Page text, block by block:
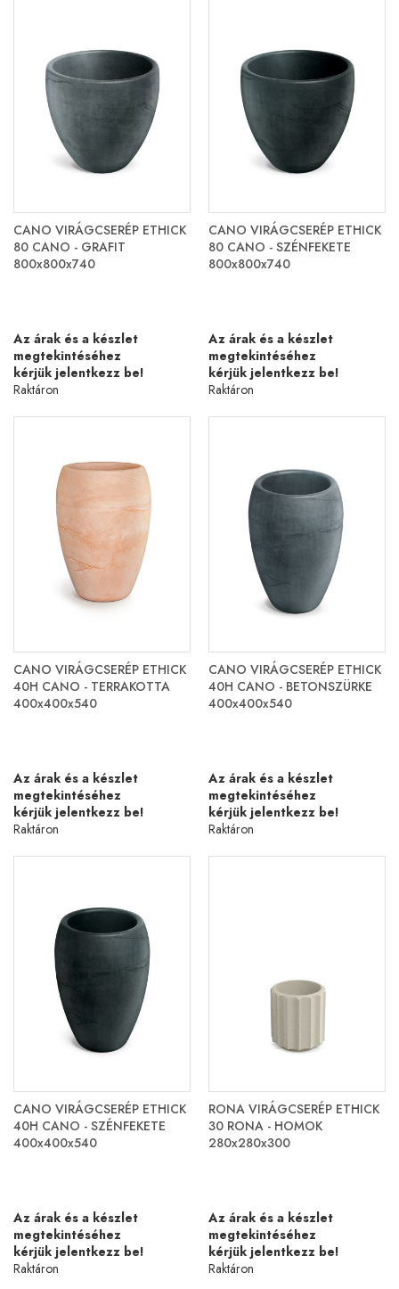
CANO VIRÁGCSERÉP ETHICK
80 CANO - GRAFIT
800x800x740
Az árak és a készlet
megtekintéséhez
kérjük jelentkezz be!
Raktáron
CANO VIRÁGCSERÉP ETHICK
80 CANO - SZÉNFEKETE
800x800x740
Az árak és a készlet
megtekintéséhez
kérjük jelentkezz be!
Raktáron
CANO VIRÁGCSERÉP ETHICK
40H CANO - TERRAKOTTA
400x400x540
Az árak és a készlet
megtekintéséhez
kérjük jelentkezz be!
Raktáron
CANO VIRÁGCSERÉP ETHICK
40H CANO - BETONSZÜRKE
400x400x540
Az árak és a készlet
megtekintéséhez
kérjük jelentkezz be!
Raktáron
CANO VIRÁGCSERÉP ETHICK
40H CANO - SZÉNFEKETE
400x400x540
Az árak és a készlet
megtekintéséhez
kérjük jelentkezz be!
Raktáron
RONA VIRÁGCSERÉP ETHICK
30 RONA - HOMOK
280x280x300
Az árak és a készlet
megtekintéséhez
kérjük jelentkezz be!
Raktáron